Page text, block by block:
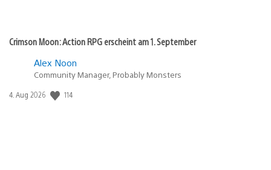
Crimson Moon: Action RPG erscheint am 1. September
Alex Noon
Community Manager, Probably Monsters
Veröffentlichungsdatum:
4. Aug 2026 114